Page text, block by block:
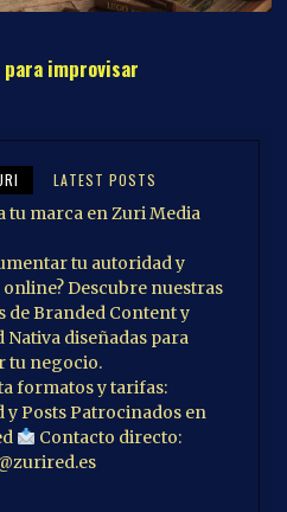
para improvisar
LATEST POSTS
tu marca en Zuri Media
tu autoridad y
Descubre nuestras
de Branded Content y
Nativa diseñadas para
tu negocio.
formatos y tarifas:
y Posts Patrocinados en
Contacto directo: